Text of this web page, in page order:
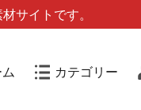
サイトです。
カテゴリー